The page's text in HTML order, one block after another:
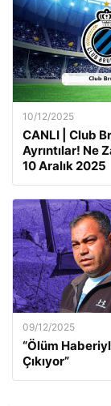
10/12/2025
CANLI | Club
Ayrıntılar! Ne
10 Aralık 2025
09/12/2025
“Ölüm
Çıkıyor”